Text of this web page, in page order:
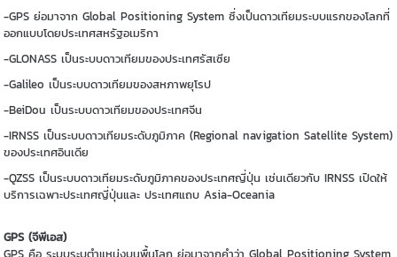
-GPS ย่อมาจาก Global Positioning System ซึ่งเป็นดาวเทียมระบบแรกของโลกที่
ออกแบบโดยประเทศสหรัฐอเมริกา
-GLONASS เป็นระบบดาวเทียมของประเทศรัสเซีย
-Galileo เป็นระบบดาวเทียมของสหภาพยุโรป
-BeiDou เป็นระบบดาวเทียมของประเทศจีน
-IRNSS เป็นระบบดาวเทียมระดับภูมิภาค (Regional navigation Satellite System)
ของประเทศอินเดีย
-QZSS เป็นระบบดาวเทียมระดับภูมิภาคของประเทศญี่ปุ่น เช่นเดียวกับ IRNSS เปิดให้
บริการเฉพาะประเทศญี่ปุ่นและ ประเทศแถบ Asia-Oceania
GPS (จีพีเอส)